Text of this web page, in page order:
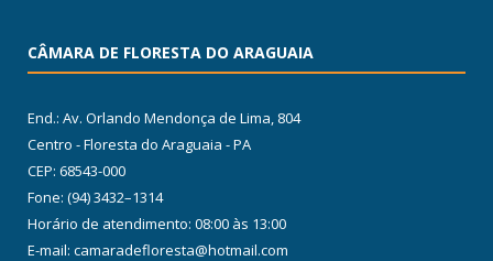
CÂMARA DE FLORESTA DO ARAGUAIA
End.: Av. Orlando Mendonça de Lima, 804
Centro - Floresta do Araguaia - PA
CEP: 68543-000
Fone: (94) 3432–1314
Horário de atendimento: 08:00 às 13:00
E-mail: camaradefloresta@hotmail.com